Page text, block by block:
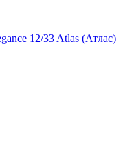
12/33 Atlas (Атлас)